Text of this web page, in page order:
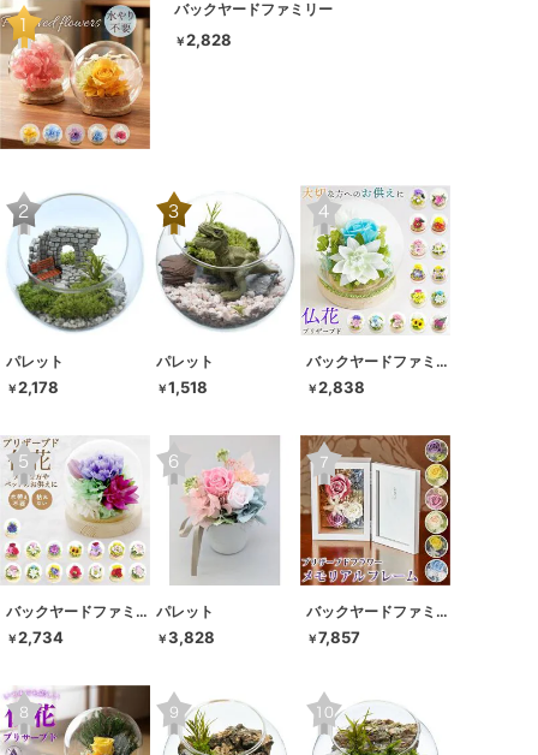
バックヤードファミリー
￥2,828
パレット
￥2,178
パレット
￥1,518
バックヤードファミリー
￥2,838
バックヤードファミリー
￥2,734
パレット
￥3,828
バックヤードファミリー
￥7,857